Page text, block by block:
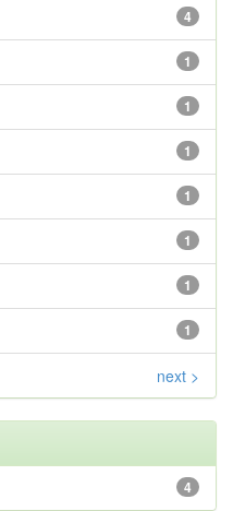
4
1
1
1
1
1
1
1
next >
4